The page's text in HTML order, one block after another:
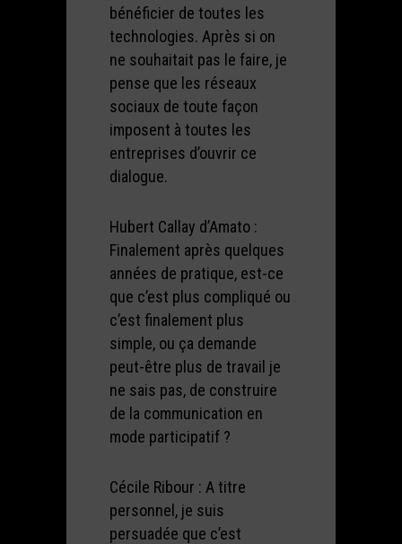
bénéficier de toutes les
technologies. Après si on
ne souhaitait pas le faire, je
pense que les réseaux
sociaux de toute façon
imposent à toutes les
entreprises d’ouvrir ce
dialogue.
Hubert Callay d’Amato :
Finalement après quelques
années de pratique, est-ce
que c’est plus compliqué ou
c’est finalement plus
simple, ou ça demande
peut-être plus de travail je
ne sais pas, de construire
de la communication en
mode participatif ?
Cécile Ribour : A titre
personnel, je suis
persuadée que c’est